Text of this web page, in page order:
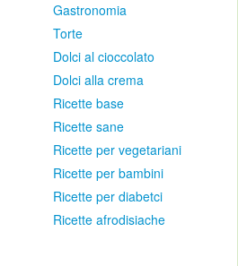
Gastronomia
Torte
Dolci al cioccolato
Dolci alla crema
Ricette base
Ricette sane
Ricette per vegetariani
Ricette per bambini
Ricette per diabetci
Ricette afrodisiache